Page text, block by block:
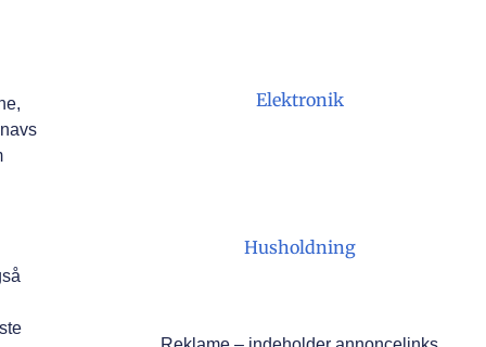
Elektronik
Husholdning